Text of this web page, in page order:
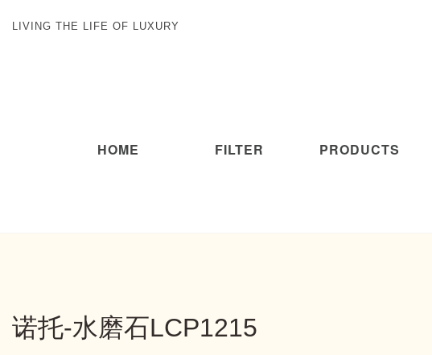
LIVING THE LIFE OF LUXURY
HOME FILTER PRODUCTS
诺托-水磨石LCP1215